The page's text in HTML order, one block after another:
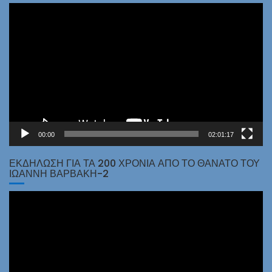
00:00 02:01:17
ΕΚΔΗΛΩΣΗ ΓΙΑ ΤΑ 200 ΧΡΟΝΙΑ ΑΠΟ ΤΟ ΘΑΝΑΤΟ ΤΟΥ
ΙΩΑΝΝΗ ΒΑΡΒΑΚΗ-2